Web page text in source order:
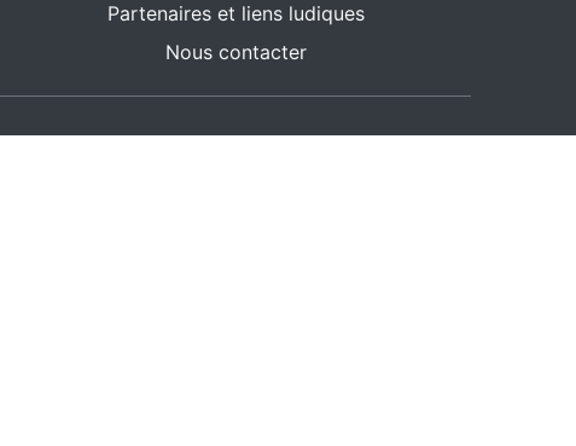
Partenaires et liens ludiques
Nous contacter